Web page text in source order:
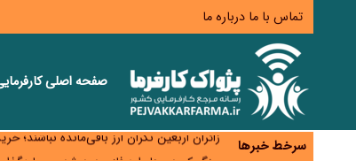
تماس با ما درباره ما
صفحه اصلی
سرخط خبرها
همایش و مسابقه نذری ماه صفر برگزار شد
زائران اربعین نگران ارز باقی‌مانده نباشند؛
جنگ کریدورها وارد فاز جدید شد؛ سرمایه‌گذاری ۳۴۵ میلیارد دلاری اوراسیا تا